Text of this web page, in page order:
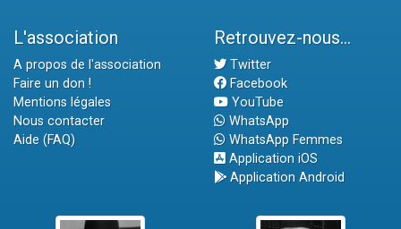
L'association
A propos de l'association
Faire un don !
Mentions légales
Nous contacter
Aide (FAQ)
Retrouvez-nous...
Twitter
Facebook
YouTube
WhatsApp
WhatsApp Femmes
Application iOS
Application Android